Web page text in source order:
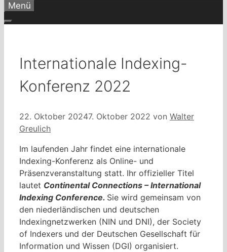
Menü
Internationale Indexing-
Konferenz 2022
22. Oktober 20247. Oktober 2022 von Walter
Greulich
Im laufenden Jahr findet eine internationale
Indexing-Konferenz als Online- und
Präsenzveranstaltung statt. Ihr offizieller Titel
lautet Continental Connections – International
Indexing Conference. Sie wird gemeinsam von
den niederländischen und deutschen
Indexingnetzwerken (NIN und DNI), der Society
of Indexers und der Deutschen Gesellschaft für
Information und Wissen (DGI) organisiert.